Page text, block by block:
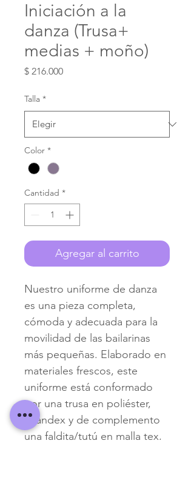
Iniciación a la
danza (Trusa+
medias + moño)
$ 216.000Precio
Talla *
Color *
Cantidad *
Agregar al carrito
Nuestro uniforme de danza
es una pieza completa,
cómoda y adecuada para la
movilidad de las bailarinas
más pequeñas. Elaborado en
materiales frescos, este
uniforme está conformado
por una trusa en poliéster,
spandex y de complemento
una faldita/tutú en malla tex,